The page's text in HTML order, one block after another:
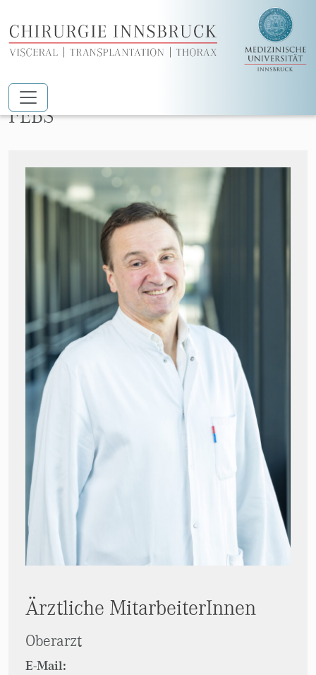
Zum Hauptinhalt springen
ao. Univ.-Prof. Dr. Heinz Wykypiel,
FEBS
Ärztliche MitarbeiterInnen
Oberarzt
E-Mail: